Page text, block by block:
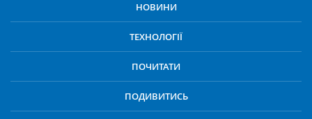
НОВИНИ
ТЕХНОЛОГІЇ
ПОЧИТАТИ
ПОДИВИТИСЬ